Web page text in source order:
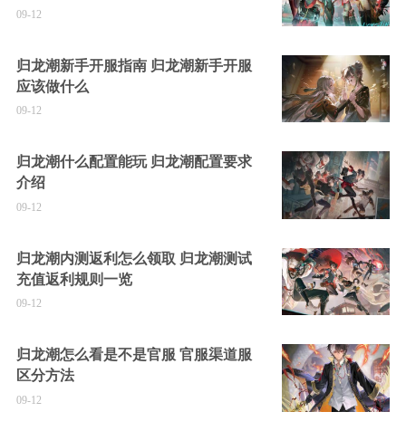
09-12
归龙潮新手开服指南 归龙潮新手开服
应该做什么
09-12
归龙潮什么配置能玩 归龙潮配置要求
介绍
09-12
归龙潮内测返利怎么领取 归龙潮测试
充值返利规则一览
09-12
归龙潮怎么看是不是官服 官服渠道服
区分方法
09-12